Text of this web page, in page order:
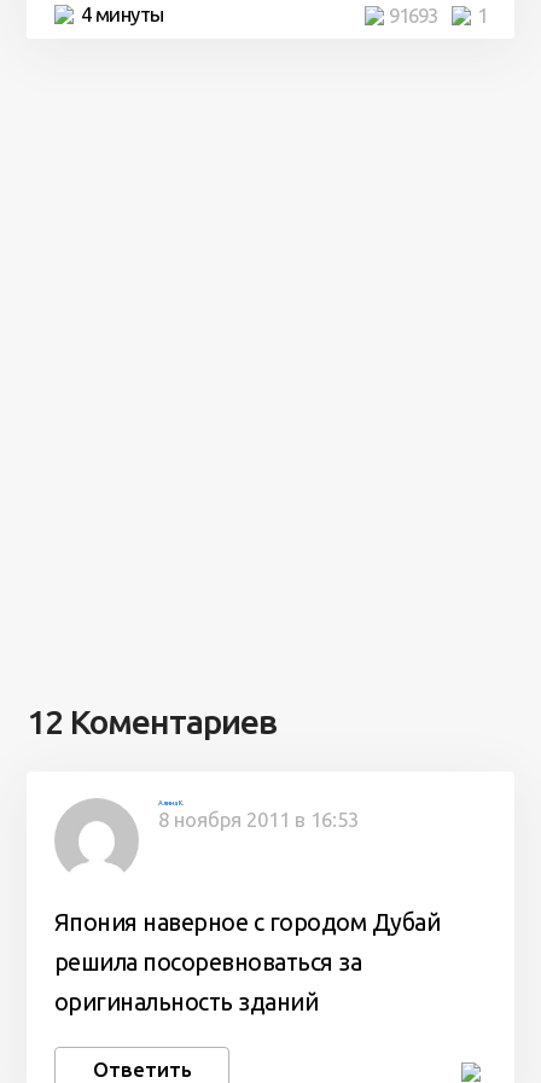
4 минуты 1
91693
12 Коментариев
Алина К.
8 ноября 2011 в 16:53
Япония наверное с городом Дубай
решила посоревноваться за
оригинальность зданий
Ответить